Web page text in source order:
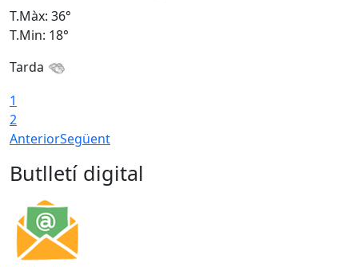
T.Màx: 36°
T.Min: 18°
Tarda
1
2
AnteriorSegüent
Butlletí digital